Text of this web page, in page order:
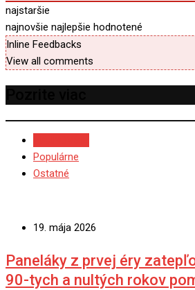
najstaršie
najnovšie najlepšie hodnotené
Inline Feedbacks
View all comments
Populárne
Ostatné
19. mája 2026
Paneláky z prvej éry
90-tych a nultých rokov